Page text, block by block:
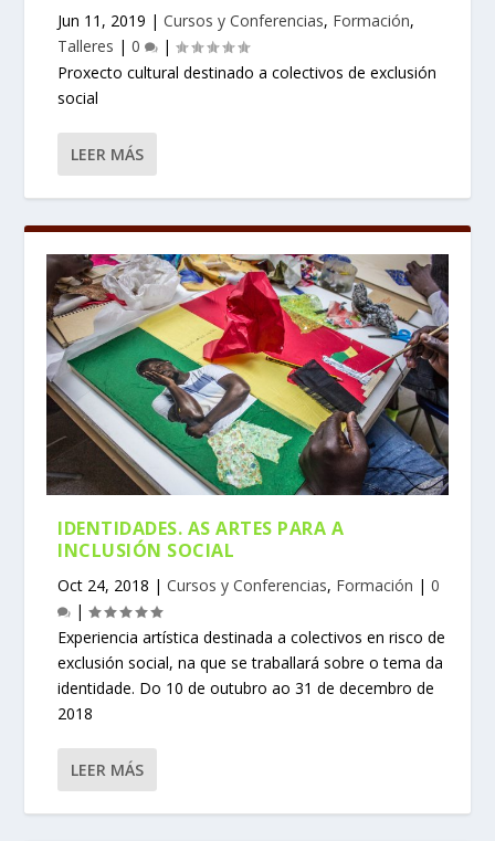
Jun 11, 2019 |Cursos y Conferencias, Formación,
Talleres |0
|
Proxecto cultural destinado a colectivos de exclusión
social
LEER MÁS
IDENTIDADES. AS ARTES PARA A
INCLUSIÓN SOCIAL
Oct 24, 2018 |Cursos y Conferencias, Formación |0
|
Experiencia artística destinada a colectivos en risco de
exclusión social, na que se traballará sobre o tema da
identidade. Do 10 de outubro ao 31 de decembro de
2018
LEER MÁS